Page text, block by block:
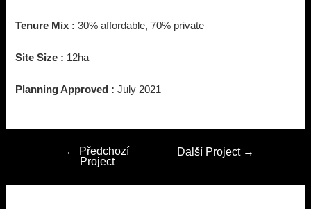
Tenure Mix :30% affordable, 70% private
Site Size : 12ha
Planning Approved :July 2021
Navigace
příspěvek
← Předchozí
Project
Další Project →